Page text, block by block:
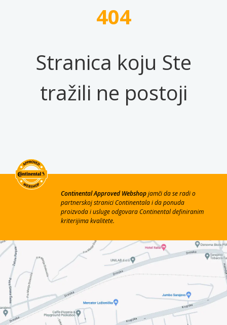
404
Stranica koju Ste
tražili ne postoji
Continental Approved Webshopjamči da se radi o
partnerskoj stranici Continentala i da ponuda
proizvoda i usluge odgovara Continental definiranim
kriterijima kvalitete.